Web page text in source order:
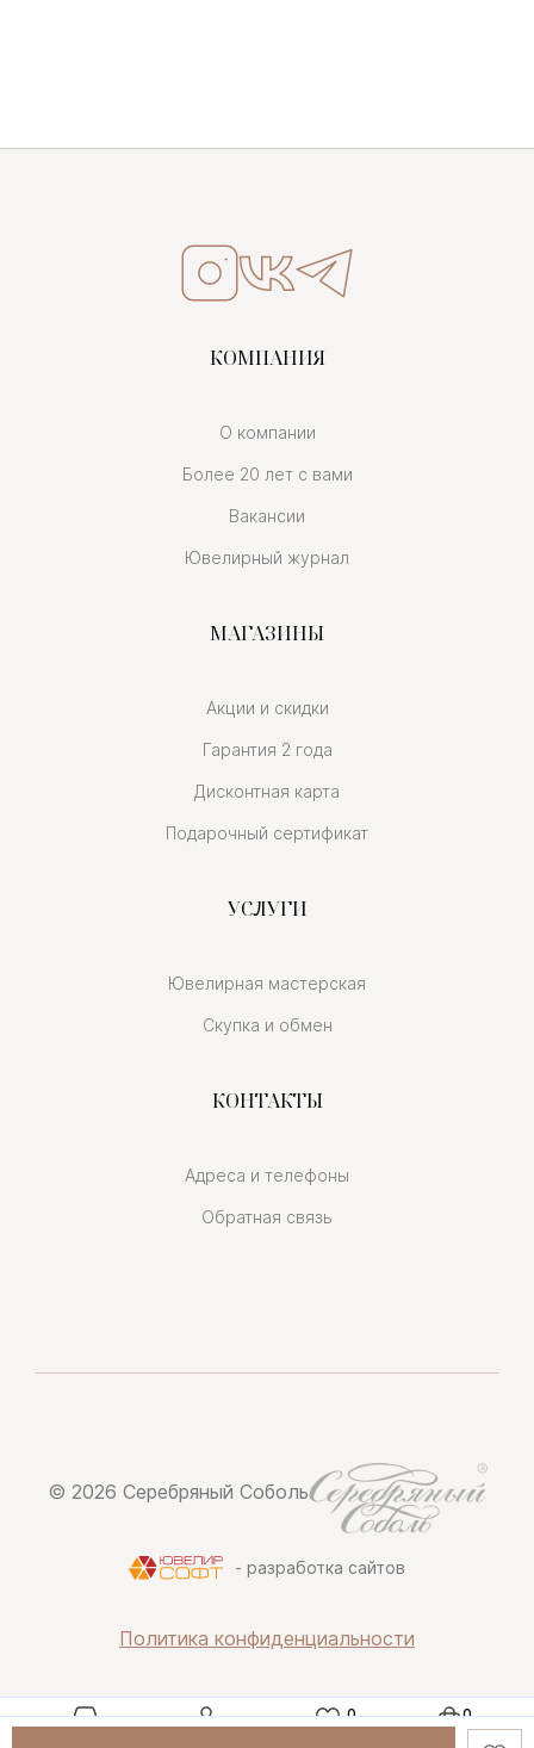
КОМПАНИЯ
О компании
Более 20 лет с вами
Вакансии
Ювелирный журнал
МАГАЗИНЫ
Акции и скидки
Гарантия 2 года
Дисконтная карта
Подарочный сертификат
УСЛУГИ
Ювелирная мастерская
Скупка и обмен
КОНТАКТЫ
Адреса и телефоны
Обратная связь
© 2026 Серебряный Соболь
- разработка сайтов
Политика конфиденциальности